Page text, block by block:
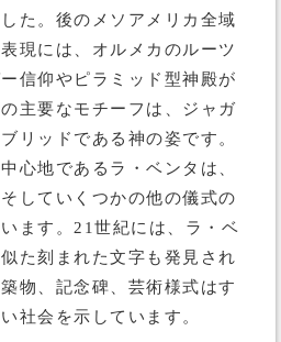
た。後のメソアメリカ全域
現には、オルメカのルーツ
信仰やピラミッド型神殿が
主要なモチーフは、ジャガ
リッドである神の姿です。
心地であるラ・ベンタは、
していくつかの他の儀式の
ます。21世紀には、ラ・ベ
た刻まれた文字も発見され
物、記念碑、芸術様式はす
社会を示しています。